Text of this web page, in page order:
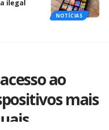
NOTÍCIAS
ilegal
ao
mais